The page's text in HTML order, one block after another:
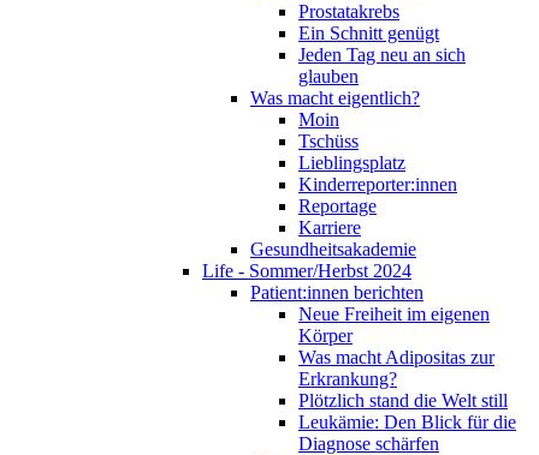
Prostatakrebs
Ein Schnitt genügt
Jeden Tag neu an sich
glauben
Was macht eigentlich?
Moin
Tschüss
Lieblingsplatz
Kinderreporter:innen
Reportage
Karriere
Gesundheitsakademie
Life - Sommer/Herbst 2024
Patient:innen berichten
Neue Freiheit im eigenen
Körper
Was macht Adipositas zur
Erkrankung?
Plötzlich stand die Welt still
Leukämie: Den Blick für die
Diagnose schärfen